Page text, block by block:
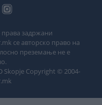
задржани
се авторско право на
преземање не е
Skopje Copyright © 2004-